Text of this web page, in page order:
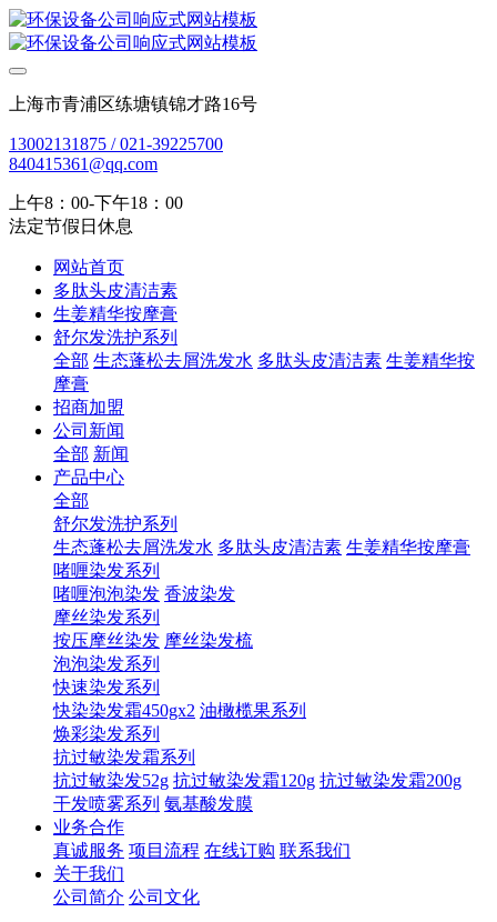
上海市青浦区练塘镇锦才路16号
13002131875 / 021-39225700
840415361@qq.com
上午8：00-下午18：00
法定节假日休息
网站首页
多肽头皮清洁素
生姜精华按摩膏
舒尔发洗护系列
全部 生态蓬松去屑洗发水 多肽头皮清洁素 生姜精华按
摩膏
招商加盟
公司新闻
全部 新闻
产品中心
全部
舒尔发洗护系列
生态蓬松去屑洗发水 多肽头皮清洁素 生姜精华按摩膏
啫喱染发系列
啫喱泡泡染发 香波染发
摩丝染发系列
按压摩丝染发 摩丝染发梳
泡泡染发系列
快速染发系列
快染染发霜450gx2 油橄榄果系列
焕彩染发系列
抗过敏染发霜系列
抗过敏染发52g 抗过敏染发霜120g 抗过敏染发霜200g
干发喷雾系列 氨基酸发膜
业务合作
真诚服务 项目流程 在线订购 联系我们
关于我们
公司简介 公司文化